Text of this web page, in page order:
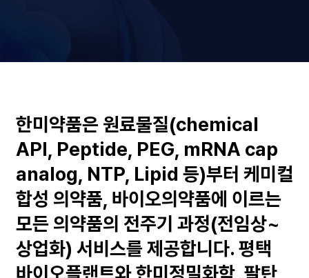
한미약품은 원료물질(chemical
API, Peptide, PEG, mRNA cap
analog, NTP, Lipid 등)부터 케미컬
합성 의약품, 바이오의약품에 이르는
모든 의약품의 전주기 과정(전임상~
상업화) 서비스를 제공합니다. 평택